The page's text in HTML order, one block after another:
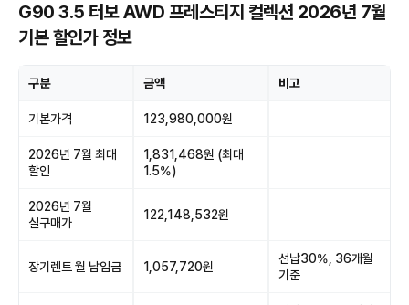
G90 3.5 터보 AWD 프레스티지 컬렉션 2026년 7월
기본 할인가 정보
구분 금액 비고
기본가격 123,980,000원
2026년 7월 최대
할인
1,831,468원 (최대
1.5%)
2026년 7월
실구매가
122,148,532원
장기렌트 월 납입금 1,057,720원
선납30%, 36개월
기준